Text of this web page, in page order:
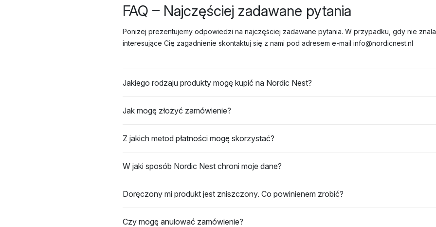
FAQ – Najczęściej zadawane pytania
Poniżej prezentujemy odpowiedzi na najczęściej zadawane pytania. W przypadku, gdy nie
interesujące Cię zagadnienie skontaktuj się z nami pod adresem e-mail info@nordicnest.nl
Jakiego rodzaju produkty mogę kupić na Nordic Nest?
Jak mogę złożyć zamówienie?
Z jakich metod płatności mogę skorzystać?
W jaki sposób Nordic Nest chroni moje dane?
Doręczony mi produkt jest zniszczony. Co powinienem zrobić?
Czy mogę anulować zamówienie?